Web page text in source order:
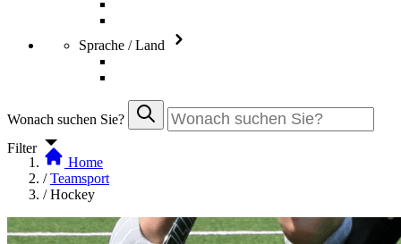
Sprache / Land
Wonach suchen Sie?
Filter
Home
/ Teamsport
/ Hockey